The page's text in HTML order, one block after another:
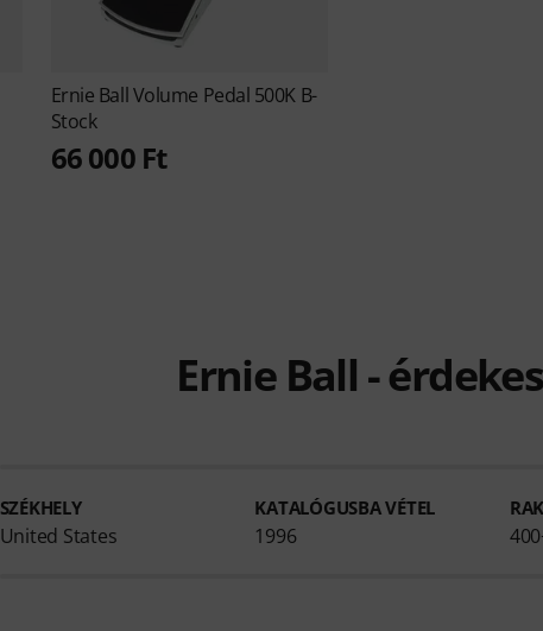
Ernie BallVolume Pedal 500K B-
Stock
66 000 Ft
Ernie Ball -
SZÉKHELY
United States
KATALÓGUSBA VÉTEL
1996